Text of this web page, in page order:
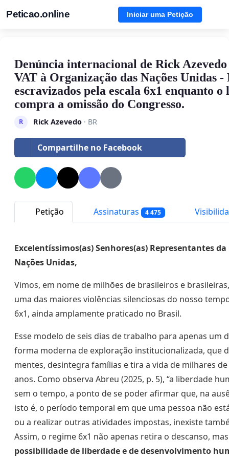
Peticao.online Iniciar uma Petição
Denúncia internacional de Rick
VAT à Organização das Nações Unidas -
escravizados pela escala 6x1 enquanto
compra a omissão do Congresso.
R Rick Azevedo· BR
Compartilhe no Facebook
Petição Assinaturas 4 475
Excelentíssimos(as) Senhores(as) Representantes
Nações Unidas,
Vimos, em nome de milhões de brasileiros e
uma das maiores violências silenciosas do nosso
6x1, ainda amplamente praticado no Brasil.
Esse modelo de seis dias de trabalho para apenas um
forma moderna de exploração institucionalizada, que
mentes, desintegra famílias e tira a vida de milhares
anos. Como observa Abreu (2025, p. 5), “a liberdade
sem o tempo, a ponto de se poder afirmar que, na
isto é, o período temporal em que uma pessoa não
ou a realizar outras atividades impostas, inexiste
Assim, o regime 6x1 não apenas retira o descanso,
possibilidade de liberdade e de desenvolvimento